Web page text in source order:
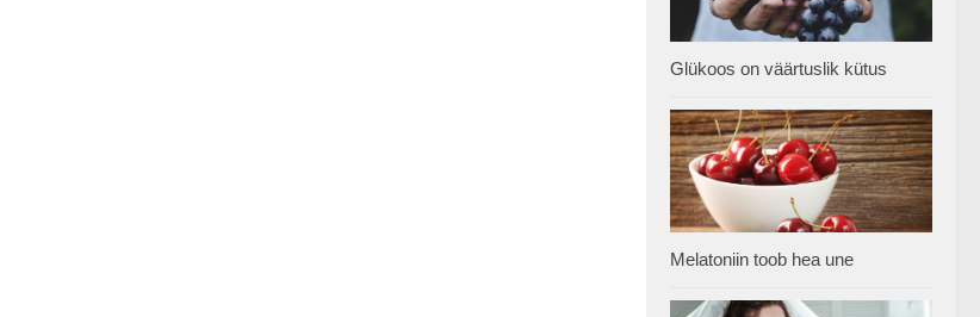
Glükoos on väärtuslik kütus
Melatoniin toob hea une